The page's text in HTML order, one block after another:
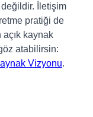
İletişim
pratiği de
açık kaynak
atabilirsin:
Vizyonu.